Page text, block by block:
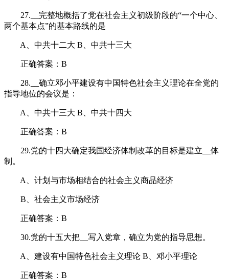
27.__完整地概括了党在社会主义初级阶段的“一个中心、
两个基本点”的基本路线的是
A、中共十二大 B、中共十三大
正确答案：B
28.__确立邓小平建设有中国特色社会主义理论在全党的
指导地位的会议是：
A、中共十三大 B、中共十四大
正确答案：B
29.党的十四大确定我国经济体制改革的目标是建立__体
制。
A、计划与市场相结合的社会主义商品经济
B、社会主义市场经济
正确答案：B
30.党的十五大把__写入党章，确立为党的指导思想。
A、建设有中国特色社会主义理论 B、邓小平理论
正确答案：B